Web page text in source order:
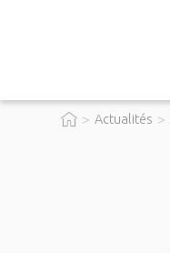
> Actualités >